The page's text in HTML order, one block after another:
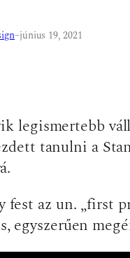
–június 19, 2021
legismertebb
tanulni a
fest az un. „first
egyszerűen